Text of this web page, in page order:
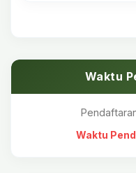
Waktu
Waktu